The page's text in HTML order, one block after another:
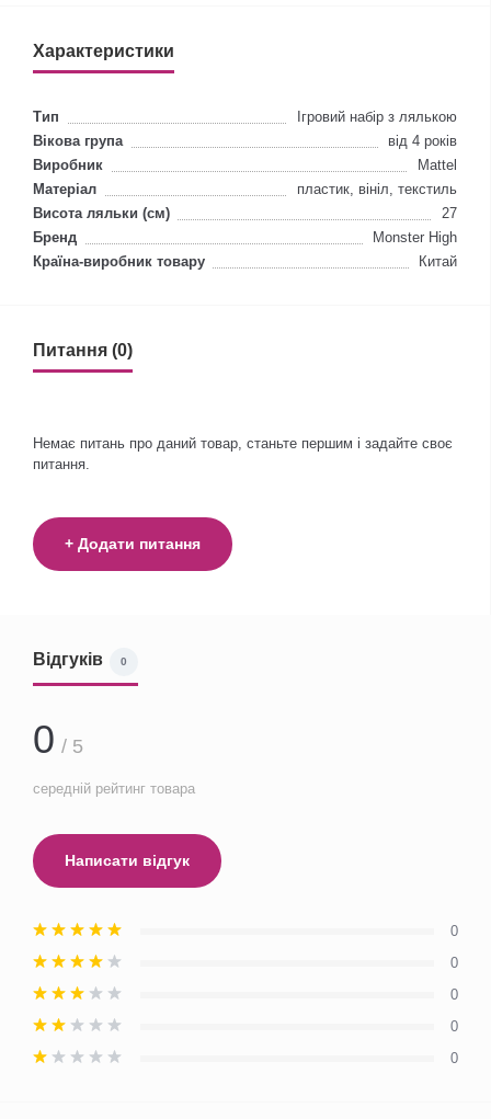
Характеристики
Тип
Ігровий набір з лялькою
Вікова група
від 4 років
Виробник
Mattel
Матеріал
пластик, вініл, текстиль
Висота ляльки (см)
27
Бренд
Monster High
Країна-виробник товару
Китай
Питання (0)
Немає питань про даний товар, станьте першим і задайте своє
питання.
+ Додати питання
Відгуків 0
0 / 5
середній рейтинг товара
Написати відгук
0
0
0
0
0